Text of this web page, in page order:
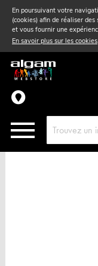
En poursuivant votre
(cookies) afin de réaliser
et vous fournir une
En savoir plus sur les cookies.
Vent& Violon
Accessoires
Pièces détachées